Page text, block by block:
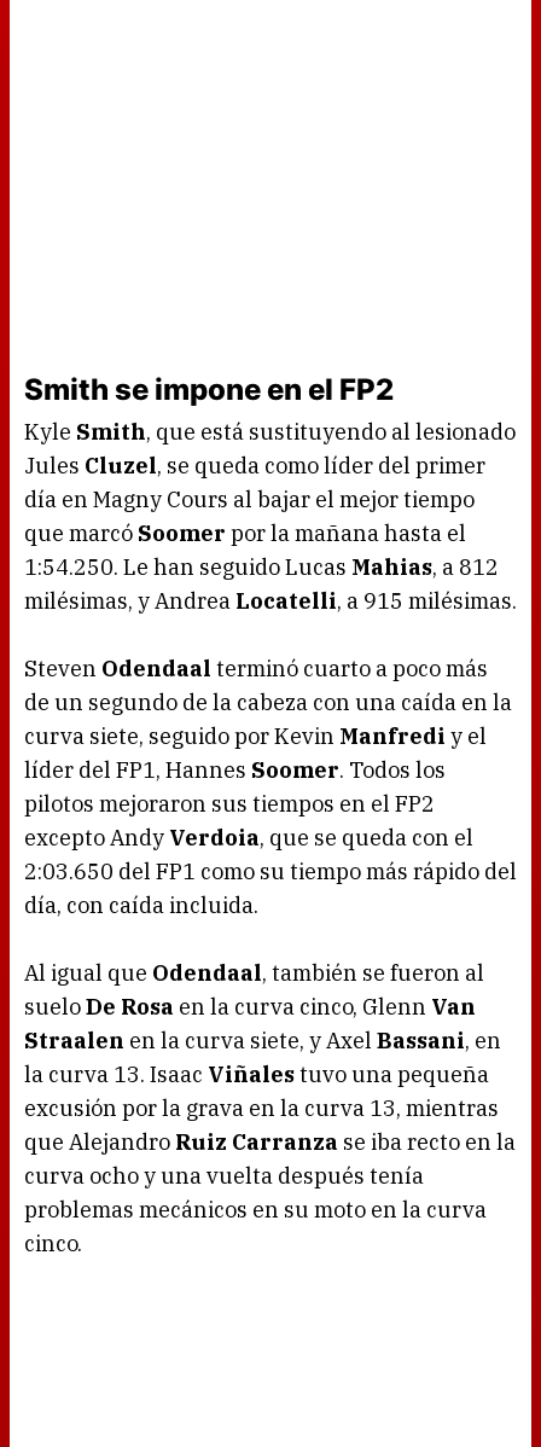
Smith se impone en el FP2
Kyle Smith, que está sustituyendo al lesionado
Jules Cluzel, se queda como líder del primer
día en Magny Cours al bajar el mejor tiempo
que marcó Soomer por la mañana hasta el
1:54.250. Le han seguido Lucas Mahias, a 812
milésimas, y Andrea Locatelli, a 915 milésimas.
Steven Odendaal terminó cuarto a poco más
de un segundo de la cabeza con una caída en la
curva siete, seguido por Kevin Manfredi y el
líder del FP1, Hannes Soomer. Todos los
pilotos mejoraron sus tiempos en el FP2
excepto Andy Verdoia, que se queda con el
2:03.650 del FP1 como su tiempo más rápido del
día, con caída incluida.
Al igual que Odendaal, también se fueron al
sueloDe Rosa en la curva cinco, Glenn Van
Straalen en la curva siete, y Axel Bassani, en
la curva 13. Isaac Viñalestuvo una pequeña
excusión por la grava en la curva 13, mientras
que Alejandro Ruiz Carranza se iba recto en la
curva ocho y una vuelta después tenía
problemas mecánicos en su moto en la curva
cinco.